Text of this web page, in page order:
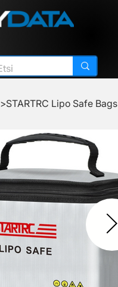
>STARTRC Lipo Safe Bags